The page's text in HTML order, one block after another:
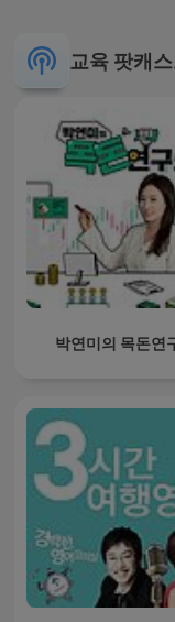
교육 팟캐
박연미의 목돈연